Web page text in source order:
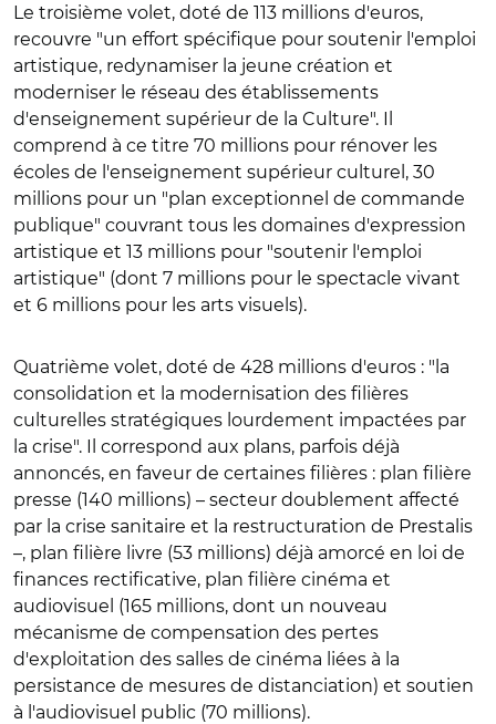
Le troisième volet, doté de 113 millions d'euros,
recouvre "un effort spécifique pour soutenir l'emploi
artistique, redynamiser la jeune création et
moderniser le réseau des établissements
d'enseignement supérieur de la Culture". Il
comprend à ce titre 70 millions pour rénover les
écoles de l'enseignement supérieur culturel, 30
millions pour un "plan exceptionnel de commande
publique" couvrant tous les domaines d'expression
artistique et 13 millions pour "soutenir l'emploi
artistique" (dont 7 millions pour le spectacle vivant
et 6 millions pour les arts visuels).
Quatrième volet, doté de 428 millions d'euros : "la
consolidation et la modernisation des filières
culturelles stratégiques lourdement impactées par
la crise". Il correspond aux plans, parfois déjà
annoncés, en faveur de certaines filières : plan filière
presse (140 millions) – secteur doublement affecté
par la crise sanitaire et la restructuration de Prestalis
–, plan filière livre (53 millions) déjà amorcé en loi de
finances rectificative, plan filière cinéma et
audiovisuel (165 millions, dont un nouveau
mécanisme de compensation des pertes
d'exploitation des salles de cinéma liées à la
persistance de mesures de distanciation) et soutien
à l'audiovisuel public (70 millions).